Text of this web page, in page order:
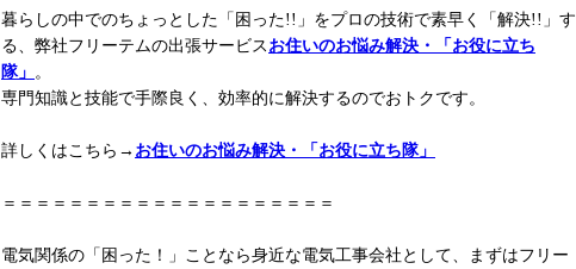
暮らしの中でのちょっとした「困った!!」をプロの技術で素早く「解決!!」す
る、弊社フリーテムの出張サービス お住いのお悩み解決・「お役に立ち
隊」 。
専門知識と技能で手際良く、効率的に解決するのでおトクです。
詳しくはこちら→ お住いのお悩み解決・「お役に立ち隊」
＝＝＝＝＝＝＝＝＝＝＝＝＝＝＝＝＝＝＝＝
電気関係の「困った！」ことなら身近な電気工事会社として、まずはフリー